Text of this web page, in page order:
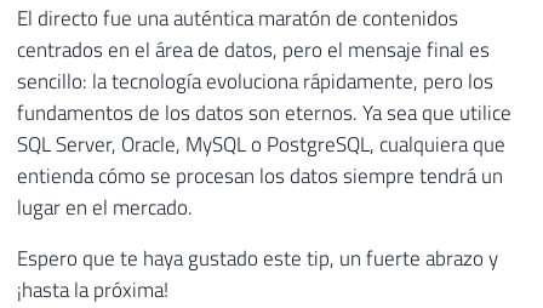
El directo fue una auténtica maratón de contenidos
centrados en el área de datos, pero el mensaje final es
sencillo: la tecnología evoluciona rápidamente, pero los
fundamentos de los datos son eternos. Ya sea que utilice
SQL Server, Oracle, MySQL o PostgreSQL, cualquiera que
entienda cómo se procesan los datos siempre tendrá un
lugar en el mercado.
Espero que te haya gustado este tip, un fuerte abrazo y
¡hasta la próxima!